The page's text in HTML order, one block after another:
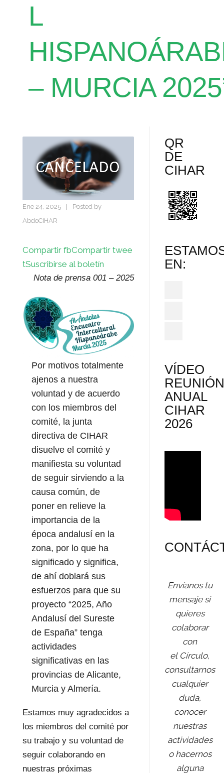
L
– MURCIA
Ene 24, 2025 |
Posted by
AbdoCIHAR
Compartir fbCompartir twee
tSuscribirse al boletín
Nota de prensa 001 – 2025
Por motivos totalmente
ajenos a nuestra
voluntad y de acuerdo
con los miembros del
comité, la junta
directiva de CIHAR
disuelve el comité y
manifiesta su voluntad
de seguir sirviendo a la
causa común, de
poner en relieve la
importancia de la
época andalusí en la
zona, por lo que ha
significado y significa,
de ahí doblará sus
esfuerzos para que su
proyecto “2025, Año
Andalusí del Sureste
de España” tenga
actividades
significativas en las
provincias de Alicante,
Murcia y Almería.
Estamos muy agradecidos a
los miembros del comité por
su trabajo y su voluntad de
seguir colaborando en
nuestras próximas
QR
DE
CIHAR
EN:
VÍDEO
ANUAL
CIHAR
2026
Envíanos tu
mensaje si
quieres
colaborar
con
el Círculo,
consultarnos
cualquier
duda,
conocer
nuestras
actividades
o hacernos
alguna